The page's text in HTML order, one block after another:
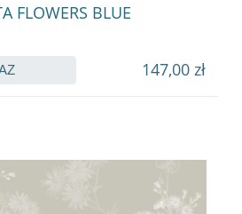
FLOWERS BLUE
147,00 zł